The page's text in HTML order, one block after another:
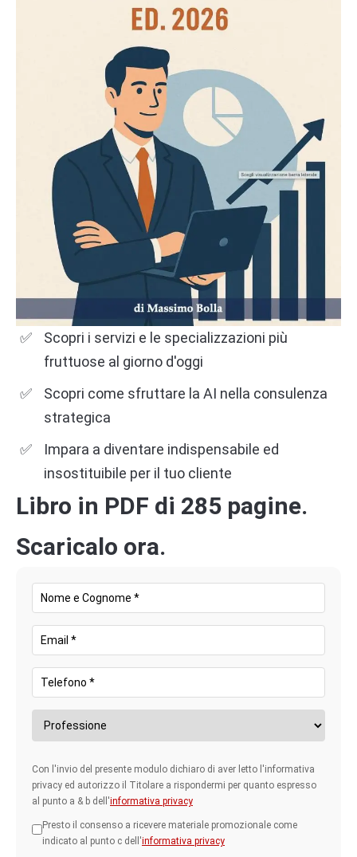
Scopri i servizi e le specializzazioni più
fruttuose al giorno d'oggi
Scopri come sfruttare la AI nella consulenza
strategica
Impara a diventare indispensabile ed
insostituibile per il tuo cliente
Libro in PDF di 285 pagine.
Scaricalo ora.
Con l'invio del presente modulo dichiaro di aver letto l'informativa
privacy ed autorizzo il Titolare a rispondermi per quanto espresso
al punto a & b dell'informativa privacy
Presto il consenso a ricevere materiale promozionale come
indicato al punto c dell'informativa privacy